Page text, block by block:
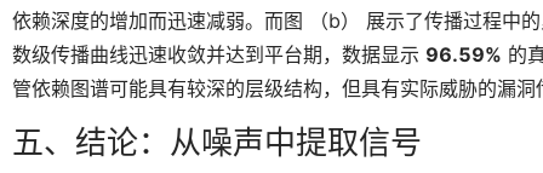
依赖深度的增加而迅速减弱。而图 （b） 展示了传播过程中
数级传播曲线迅速收敛并达到平台期，数据显示 96.59% 的
管依赖图谱可能具有较深的层级结构，但具有实际威胁的漏
五、结论：从噪声中提取信号